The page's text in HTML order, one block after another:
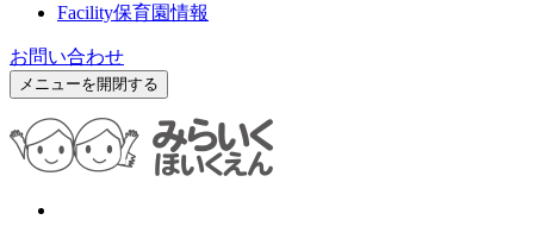
Facility保育園情報
お問い合わせ
メニューを開閉する